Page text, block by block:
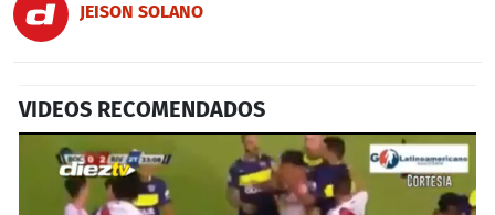
JEISON SOLANO
VIDEOS RECOMENDADOS